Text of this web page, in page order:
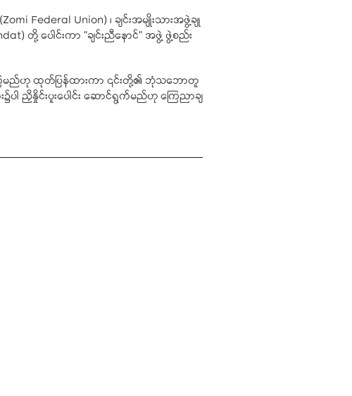
Federal Union) ၊ ချင်းအမျိုးသားအဖွဲ့ချု
တို့ ပေါင်းကာ "ချင်းညီနောင်" အဖွဲ့ ဖွဲ့စည်း
င်ကြမည်ဟု ထုတ်ပြန်ထားကာ ၎င်းတို့၏ ဘုံသဘောတူ
ါ ညှိနှိုင်းပူးပေါင်း ဆောင်ရွက်မည်ဟု ကြေညာချ